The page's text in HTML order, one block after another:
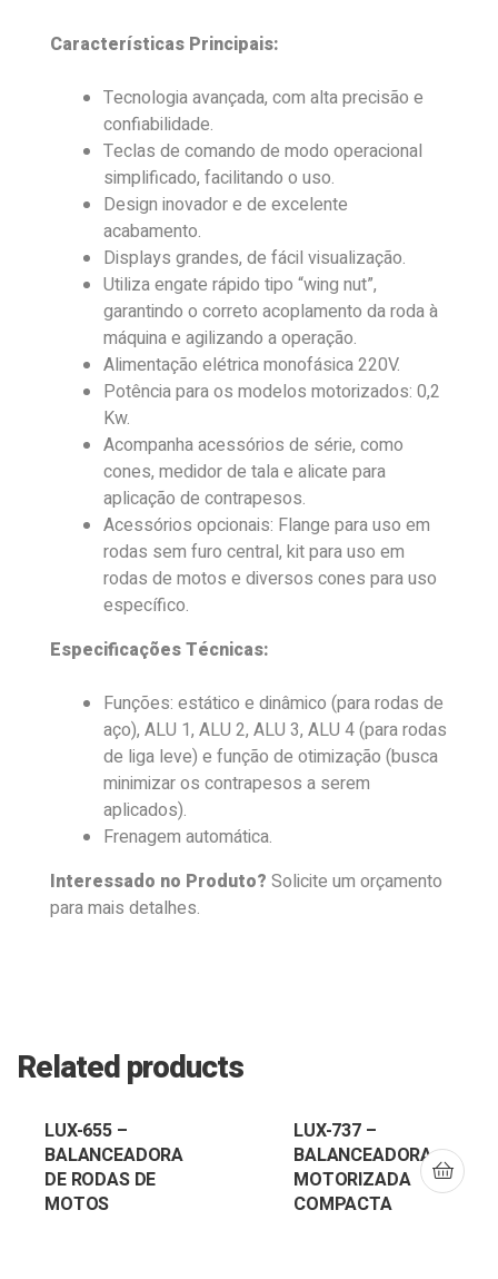
Características Principais:
Tecnologia avançada, com alta precisão e
confiabilidade.
Teclas de comando de modo operacional
simplificado, facilitando o uso.
Design inovador e de excelente
acabamento.
Displays grandes, de fácil visualização.
Utiliza engate rápido tipo “wing nut”,
garantindo o correto acoplamento da roda à
máquina e agilizando a operação.
Alimentação elétrica monofásica 220V.
Potência para os modelos motorizados: 0,2
Kw.
Acompanha acessórios de série, como
cones, medidor de tala e alicate para
aplicação de contrapesos.
Acessórios opcionais: Flange para uso em
rodas sem furo central, kit para uso em
rodas de motos e diversos cones para uso
específico.
Especificações Técnicas:
Funções: estático e dinâmico (para rodas de
aço), ALU 1, ALU 2, ALU 3, ALU 4 (para rodas
de liga leve) e função de otimização (busca
minimizar os contrapesos a serem
aplicados).
Frenagem automática.
Interessado no Produto? Solicite um orçamento
para mais detalhes.
Related products
LUX-655 –
BALANCEADORA
DE RODAS DE
MOTOS
LUX-737 –
BALANCEADORA
MOTORIZADA
COMPACTA